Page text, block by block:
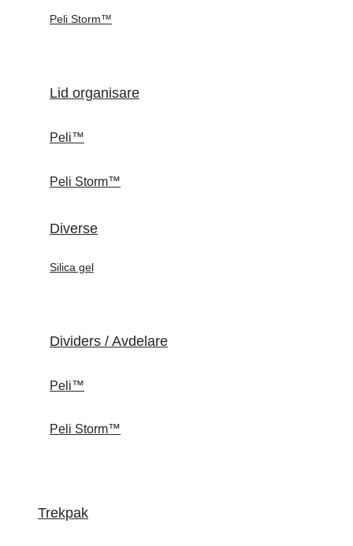
Peli Storm™
Lid organisare
Peli™
Peli Storm™
Diverse
Silica gel
Dividers / Avdelare
Peli™
Peli Storm™
Trekpak